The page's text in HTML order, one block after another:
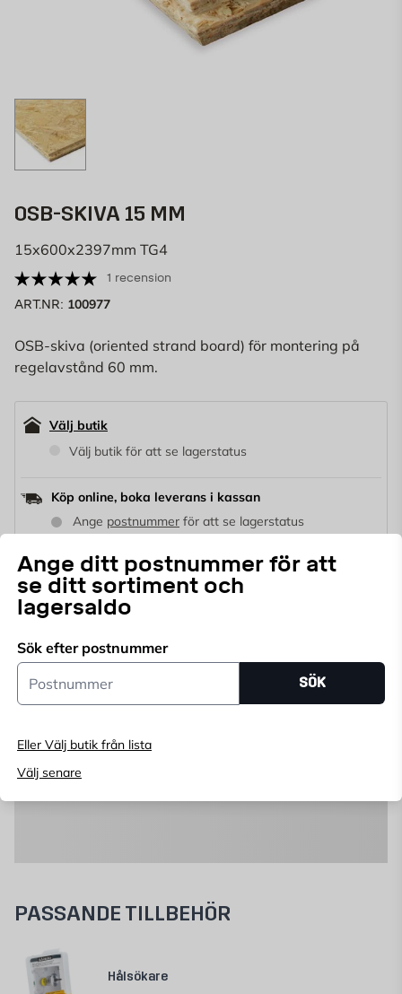
Ange ditt postnummer för att
se ditt sortiment och
lagersaldo
Sök efter postnummer
Postnummer
SÖK
Eller Välj butik från lista
Välj senare
OSB-SKIVA 15 MM
15x600x2397mm TG4
1 recension
ART.NR: 100977
OSB-skiva (oriented strand board) för montering på
regelavstånd 60 mm.
Välj butik
Välj butik för att se lagerstatus
Köp online, boka leverans i kassan
Ange postnummer för att se lagerstatus
207,64 kr/m2
299 KR
Antal
st
Prisgaranti Öppet köp i 365 dagar
Hämta i butik
PASSANDE TILLBEHÖR
Hålsökare